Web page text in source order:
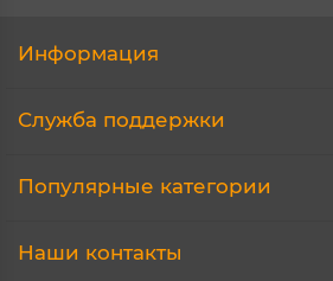
Информация
Служба поддержки
Популярные категории
Наши контакты